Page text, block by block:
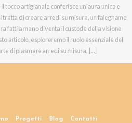
tocco artigianale conferisce un’aura unica e
tratta di creare arredi su misura, un falegname
fatti a mano diventa il custode della visione
articolo, esploreremo il ruolo essenziale del
di plasmare arredi su misura, […]
Progetti Blog Contatti